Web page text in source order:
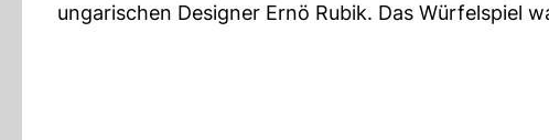
ungarischen Designer Ernö Rubik. Das Würfelspiel